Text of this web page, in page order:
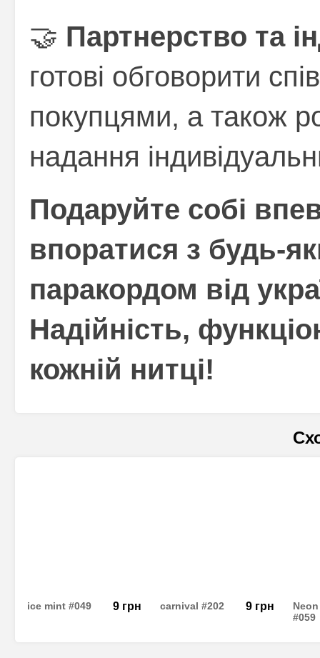
🤝 Партнерство та
готові обговорити
покупцями, а також
надання
Подаруйте собі
впоратися з будь-
паракордом від
Надійність,
кожній нитці!
ice mint #049 9 грн carnival #202 9 грн
#059